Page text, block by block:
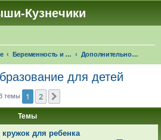
Кузнечики
Беременность и роды. О детях Дополнительное образование для детей
для детей
темы 1 2
Темы
для ребенка